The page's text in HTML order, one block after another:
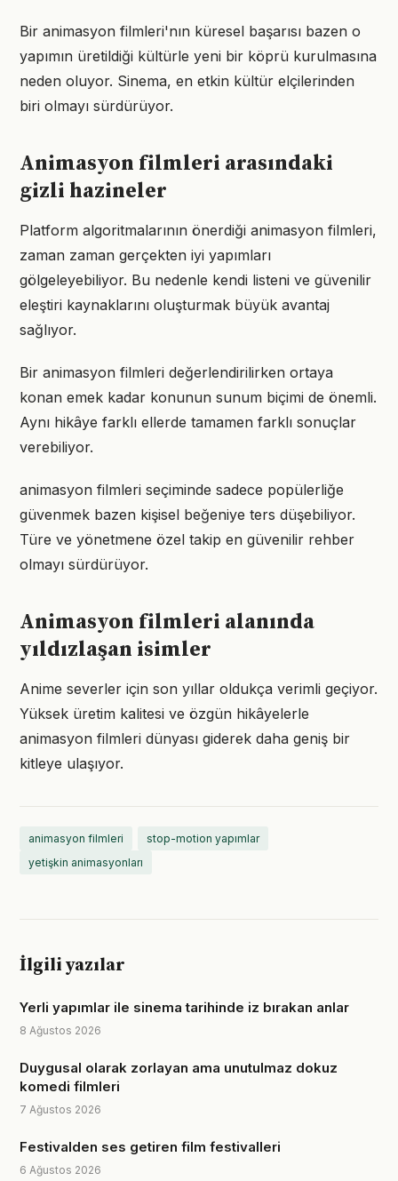
Bir animasyon filmleri'nın küresel başarısı bazen o
yapımın üretildiği kültürle yeni bir köprü kurulmasına
neden oluyor. Sinema, en etkin kültür elçilerinden
biri olmayı sürdürüyor.
Animasyon filmleri arasındaki
gizli hazineler
Platform algoritmalarının önerdiği animasyon filmleri,
zaman zaman gerçekten iyi yapımları
gölgeleyebiliyor. Bu nedenle kendi listeni ve güvenilir
eleştiri kaynaklarını oluşturmak büyük avantaj
sağlıyor.
Bir animasyon filmleri değerlendirilirken ortaya
konan emek kadar konunun sunum biçimi de önemli.
Aynı hikâye farklı ellerde tamamen farklı sonuçlar
verebiliyor.
animasyon filmleri seçiminde sadece popülerliğe
güvenmek bazen kişisel beğeniye ters düşebiliyor.
Türe ve yönetmene özel takip en güvenilir rehber
olmayı sürdürüyor.
Animasyon filmleri alanında
yıldızlaşan isimler
Anime severler için son yıllar oldukça verimli geçiyor.
Yüksek üretim kalitesi ve özgün hikâyelerle
animasyon filmleri dünyası giderek daha geniş bir
kitleye ulaşıyor.
animasyon filmleri
stop-motion yapımlar
yetişkin animasyonları
İlgili yazılar
Yerli yapımlar ile sinema tarihinde iz bırakan anlar
8 Ağustos 2026
Duygusal olarak zorlayan ama unutulmaz dokuz
komedi filmleri
7 Ağustos 2026
Festivalden ses getiren film festivalleri
6 Ağustos 2026